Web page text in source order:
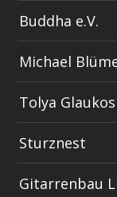
Buddha e.V.
Michael
Tolya Glaukos
Sturznest
Gitarrenbau